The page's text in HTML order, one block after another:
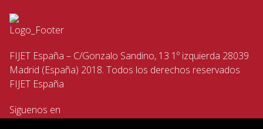
FIJET España – C/Gonzalo Sandino, 13 1º izquierda 28039
Madrid (España) 2018. Todos los derechos reservados
FIJET España
Siguenos en